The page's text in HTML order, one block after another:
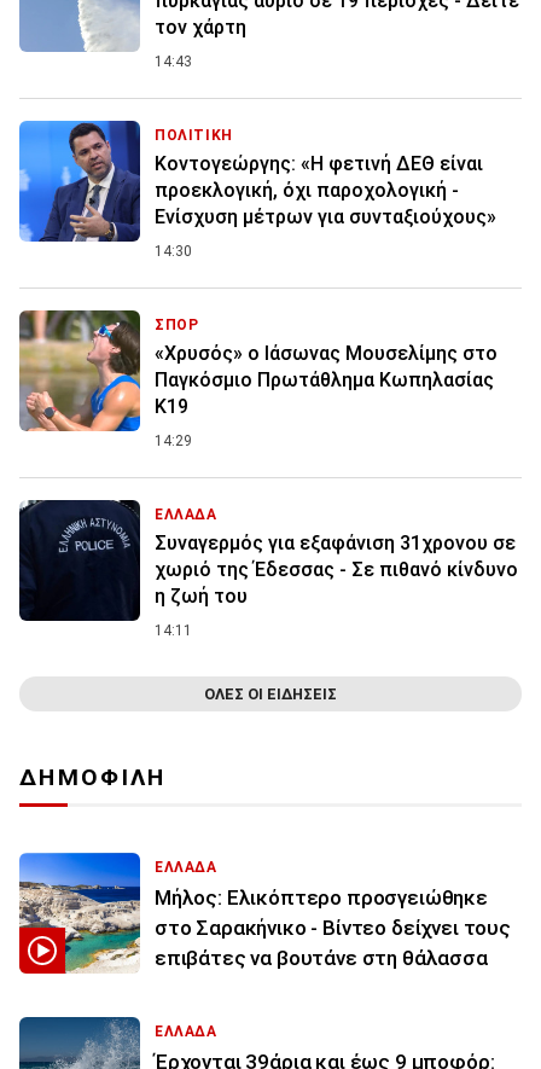
τον χάρτη
14:43
ΠΟΛΙΤΙΚΗ
Κοντογεώργης: «Η φετινή ΔΕΘ είναι
προεκλογική, όχι παροχολογική -
Ενίσχυση μέτρων για συνταξιούχους»
14:30
ΣΠΟΡ
«Χρυσός» ο Ιάσωνας Μουσελίμης στο
Παγκόσμιο Πρωτάθλημα Κωπηλασίας
Κ19
14:29
ΕΛΛΑΔΑ
Συναγερμός για εξαφάνιση 31χρονου σε
χωριό της Έδεσσας - Σε πιθανό κίνδυνο
η ζωή του
14:11
ΟΛΕΣ ΟΙ ΕΙΔΗΣΕΙΣ
ΔΗΜΟΦΙΛΗ
ΕΛΛΑΔΑ
Μήλος: Ελικόπτερο προσγειώθηκε
στο Σαρακήνικο - Βίντεο δείχνει τους
επιβάτες να βουτάνε στη θάλασσα
ΕΛΛΑΔΑ
Έρχονται 39άρια και έως 9 μποφόρ: